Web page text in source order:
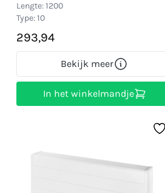
Lengte: 1200
Type: 10
293,94
Bekijk meer
In het winkelmandje